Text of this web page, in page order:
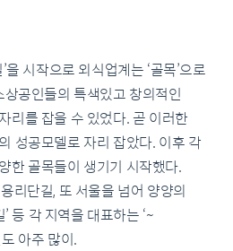
시작으로 외식업계는 ‘골목’으로
공인들의 특색있고 창의적인
리를 잡을 수 있었다. 곧 이러한
성공모델로 자리 잡았다. 이후 각
한 골목들이 생기기 시작했다.
리단길, 또 서울을 넘어 양양의
’ 등 각 지역을 대표하는 ‘~
아주 많이.